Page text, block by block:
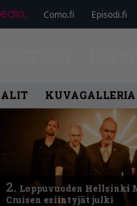
Como.fi Episodi.fi
KUVAGALLERIA
2. Loppuvuoden Hellsinki
Cruisen esiintyjät julki